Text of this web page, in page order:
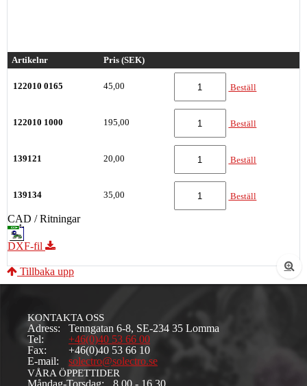
Artikelnr Pris (SEK)
122010 0165 45,00 Beställ
122010 1000 195,00 Beställ
139121 20,00 Beställ
139134 35,00 Beställ
CAD / Ritningar
DXF-fil
Tillbaka upp
KONTAKTA OSS
Adress:
Tenngatan 6-8, SE-234 35 Lomma
Tel:
+46(0)40 53 66 00
Fax:
+46(0)40 53 66 10
E-mail:
solectro@solectro.se
VÅRA ÖPPETTIDER